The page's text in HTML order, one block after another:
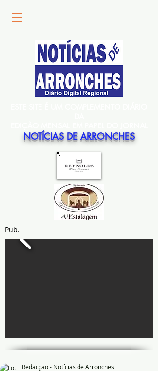
NOTÍCIAS DE ARRONCHES
Pub.
Redacção - Notícias de Arronches